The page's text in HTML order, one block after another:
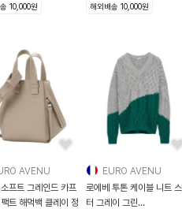
10,000원 해외배송 10,000원
AVENU
프트 그레인드 카프
트 해먹백 클레이 정
EURO AVENU
로에베 투톤 케이블 니트
터 그레이 그린